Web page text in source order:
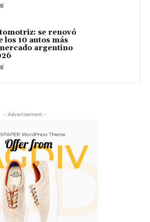
se renovó
los 10 autos más
argentino
- Advertisement -